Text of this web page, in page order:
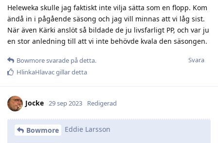
Heleweka skulle jag faktiskt inte vilja sätta som en flopp. Kom
ändå in i pågående säsong och jag vill minnas att vi låg sist.
När även Kärki anslöt så bildade de ju livsfarligt PP, och var ju
en stor anledning till att vi inte behövde kvala den säsongen.
Svara
Bowmoresvarade på detta.
HlinkaHlavacgillar detta
Jocke 29 sep 2023 Redigerad
Bowmore Eddie Larsson